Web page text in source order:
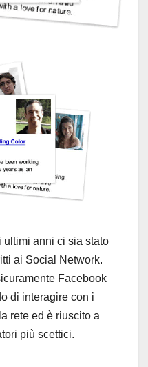
ultimi anni ci sia stato
ai Social Network.
Facebook
di interagire con i
rete ed è riuscito a
più scettici.